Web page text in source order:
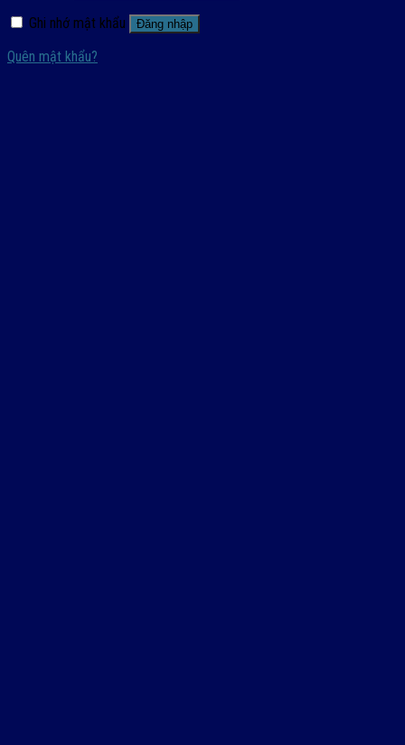
Ghi nhớ mật khẩu
Đăng nhập
Quên mật khẩu?